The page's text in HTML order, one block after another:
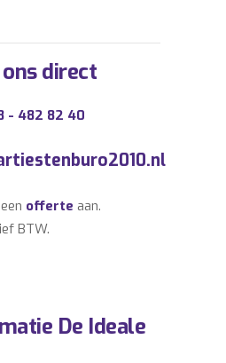
direct
- 482 82 40
offerte aan.
BTW.
De Ideale